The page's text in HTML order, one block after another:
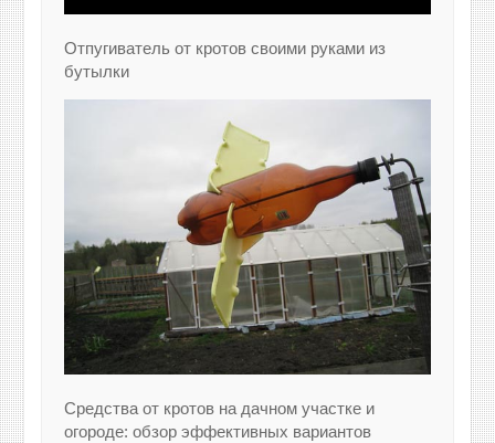
Отпугиватель от кротов своими руками из
бутылки
Средства от кротов на дачном участке и
огороде: обзор эффективных вариантов